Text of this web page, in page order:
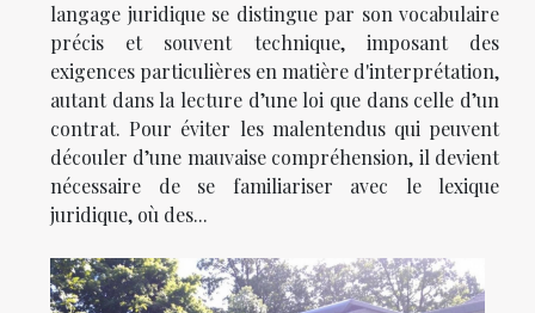
langage juridique se distingue par son vocabulaire
précis et souvent technique, imposant des
exigences particulières en matière d'interprétation,
autant dans la lecture d’une loi que dans celle d’un
contrat. Pour éviter les malentendus qui peuvent
découler d’une mauvaise compréhension, il devient
nécessaire de se familiariser avec le lexique
juridique, où des...